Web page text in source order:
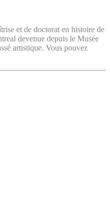
et de doctorat en histoire de
devenue depuis le Musée
artistique. Vous pouvez